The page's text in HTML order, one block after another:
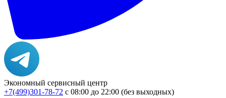
Экономный сервисный центр
+7(499)301-78-72 с 08:00 до 22:00 (без выходных)